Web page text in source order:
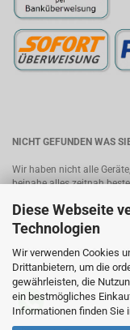
Diese Webseite
Technologien
Wir verwenden Cookies
Drittanbietern, um die
gewährleisten, die
ein bestmögliches
Informationen finden Sie
NICHT GEFUNDEN WAS
Wir haben nicht alle
beinahe alles zeitnah
Bitte senden Sie uns Ihre
Angebot.Kontakt
MobileWorld - Ihr Online-